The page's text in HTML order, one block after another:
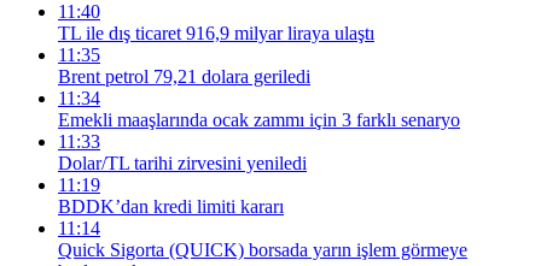
11:40
TL ile dış ticaret 916,9 milyar liraya ulaştı
11:35
Brent petrol 79,21 dolara geriledi
11:34
Emekli maaşlarında ocak zammı için 3 farklı senaryo
11:33
Dolar/TL tarihi zirvesini yeniledi
11:19
BDDK’dan kredi limiti kararı
11:14
Quick Sigorta (QUICK) borsada yarın işlem görmeye